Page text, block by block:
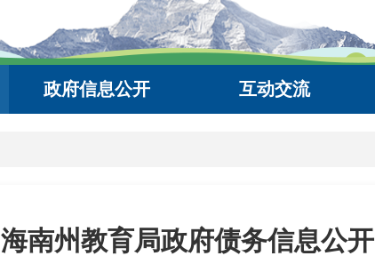
政府信息公开 互动交流
海南州教育局政府债务信息公开